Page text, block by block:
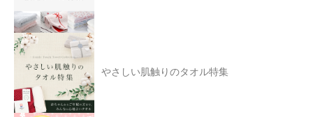
やさしい肌触りのタオル特集